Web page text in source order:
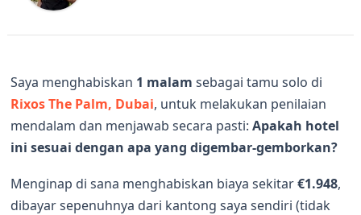
Saya menghabiskan 1 malam sebagai tamu solo di
Rixos The Palm, Dubai, untuk melakukan penilaian
mendalam dan menjawab secara pasti:Apakah hotel
ini sesuai dengan apa yang digembar-gemborkan?
Menginap di sana menghabiskan biaya sekitar€1.948,
dibayar sepenuhnya dari kantong saya sendiri (tidak